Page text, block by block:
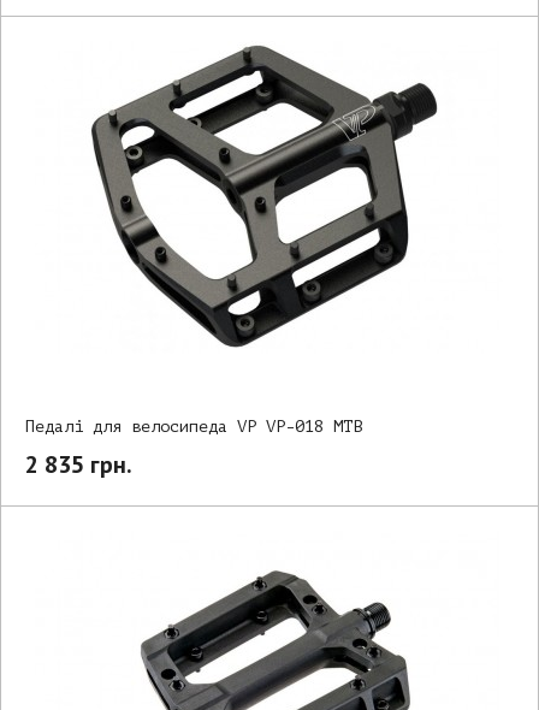
Педалі для велосипеда VP VP-018 MTB
2 835 грн.